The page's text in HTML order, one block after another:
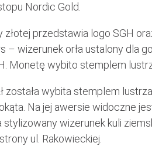
Nordic Gold.
przedstawia logo SGH
– wizerunek orła ustalony dla
Monetę wybito stemplem
została wybita stemplem
Na jej awersie widoczne
wizerunek kuli
ul. Rakowieckiej.